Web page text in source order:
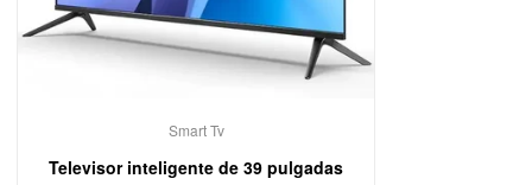
Smart Tv
Televisor inteligente de 39 pulgadas